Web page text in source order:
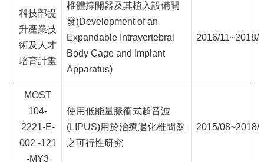
科技部提
升產業技
術及人才
培育計畫
椎體撐開器及其植入設備開
發(Development of an
Expandable Intravertebral
Body Cage and Implant
Apparatus)
2016/11~2018/
MOST
104-
2221-E-
002 -121
-MY3
使用低能量脈衝式超音波
(LIPUS)用於治療退化椎間盤
之可行性研究
2015/08~2018/